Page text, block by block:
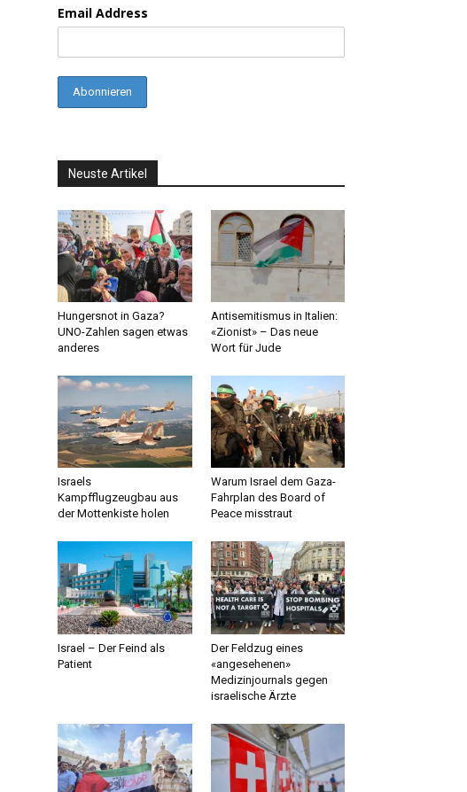
Email Address
Neuste Artikel
Hungersnot in Gaza?
UNO-Zahlen sagen etwas
anderes
Antisemitismus in Italien:
«Zionist» – Das neue
Wort für Jude
Israels
Kampfflugzeugbau aus
der Mottenkiste holen
Warum Israel dem Gaza-
Fahrplan des Board of
Peace misstraut
Israel – Der Feind als
Patient
Der Feldzug eines
«angesehenen»
Medizinjournals gegen
israelische Ärzte